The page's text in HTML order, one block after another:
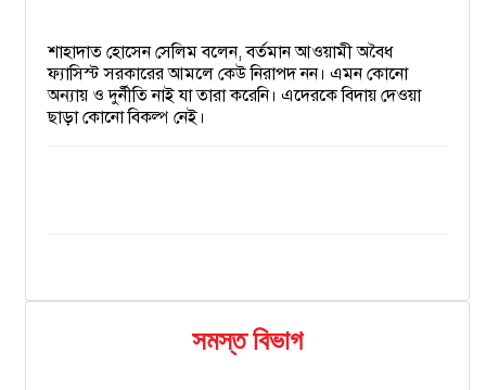
শাহাদাত হোসেন সেলিম বলেন, বর্তমান আওয়ামী অবৈধ
ফ্যাসিস্ট সরকারের আমলে কেউ নিরাপদ নন। এমন কোনো
অন্যায় ও দুর্নীতি নাই যা তারা করেনি। এদেরকে বিদায় দেওয়া
ছাড়া কোনো বিকল্প নেই।
সমস্ত বিভাগ